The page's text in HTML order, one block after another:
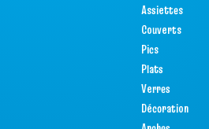
Assiettes
Couverts
Pics
Plats
Verres
Décoration